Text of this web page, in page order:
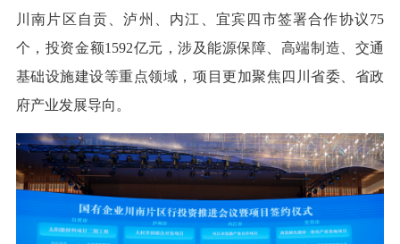
川南片区自贡、泸州、内江、宜宾四市签署合作协议75
个，投资金额1592亿元，涉及能源保障、高端制造、交通
基础设施建设等重点领域，项目更加聚焦四川省委、省政
府产业发展导向。